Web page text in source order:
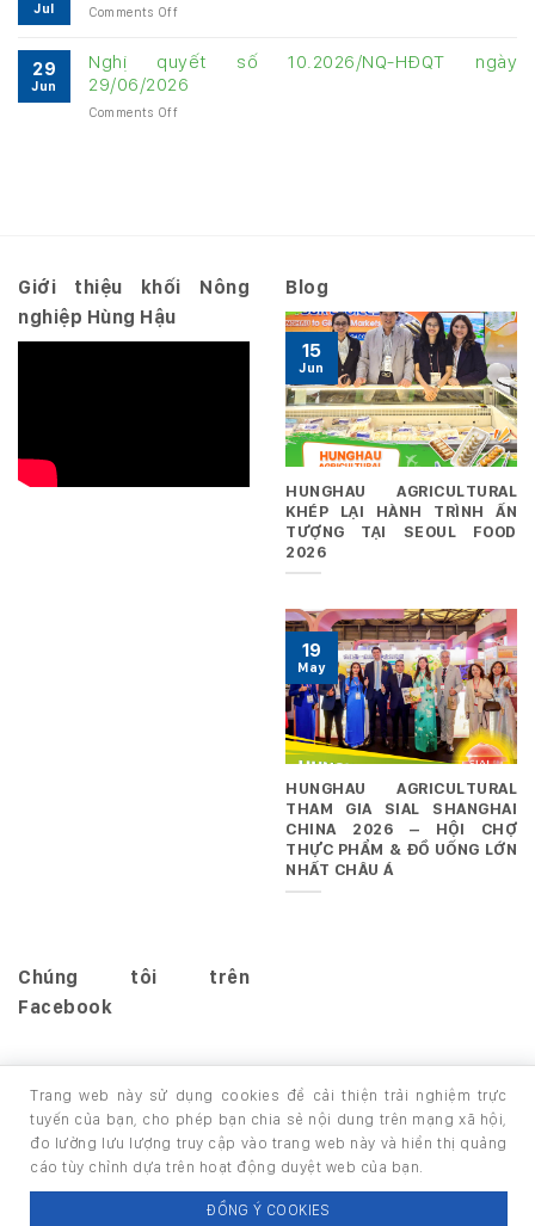
6
2026
2026
3
năm
2026
Jul Comments Offon
cáo
tài
chính
Quý
29
Jun
Nghị quyết số 10.2026/NQ-HĐQT ngày
29/06/2026
Comments Offon
Giới thiệu khối Nông
nghiệp Hùng Hậu
Blog
HUNGHAU AGRICULTURAL
KHÉP LẠI HÀNH TRÌNH ẤN
TƯỢNG TẠI SEOUL FOOD
2026
15
Jun
HUNGHAU AGRICULTURAL
THAM GIA SIAL SHANGHAI
CHINA 2026 – HỘI CHỢ
THỰC PHẨM & ĐỒ UỐNG LỚN
NHẤT CHÂU Á
19
May
Chúng tôi trên
Facebook
TRANG CHỦ GIỚI THIỆU SẢN PHẨM
Copyright 2026 ©thuộc HUNGHAU HOLDINGS. All rights
Trang web này sử dụng cookies để cải thiện trải nghiệm trực
tuyến của bạn, cho phép bạn chia sẻ nội dung trên mạng xã hội,
đo lường lưu lượng truy cập vào trang web này và hiển thị quảng
cáo tùy chỉnh dựa trên hoạt động duyệt web của bạn.
ĐỒNG Ý COOKIES